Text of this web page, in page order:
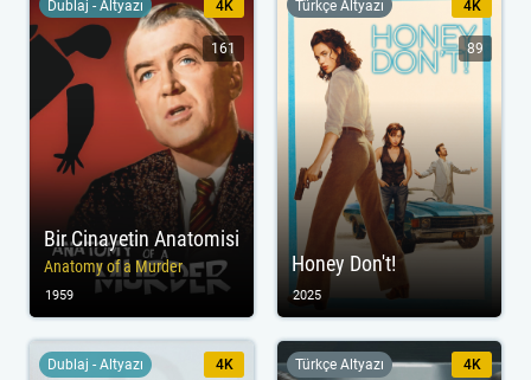
Bir Cinayetin Anatomisi
Anatomy of a Murder
Dublaj - Altyazı 4K
161
1959
Honey Don't!
Türkçe Altyazı 4K
89
2025
Dublaj - Altyazı 4K Türkçe Altyazı 4K